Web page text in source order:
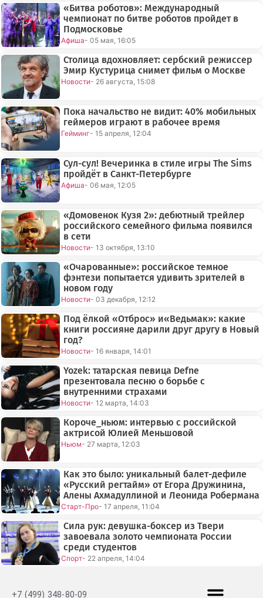
«Битва роботов»: Международный
чемпионат по битве роботов пройдет в
Подмосковье
Афиша- 05 мая, 16:05
Столица вдохновляет: сербский режиссер
Эмир Кустурица снимет фильм о Москве
Новости- 26 августа, 15:08
Пока начальство не видит: 40% мобильных
геймеров играют в рабочее время
Гейминг- 15 апреля, 12:04
Сул-сул! Вечеринка в стиле игры The Sims
пройдёт в Санкт-Петербурге
Афиша- 06 мая, 12:05
«Домовенок Кузя 2»: дебютный трейлер
российского семейного фильма появился
в сети
Новости- 13 октября, 13:10
«Очарованные»: российское темное
фэнтези попытается удивить зрителей в
новом году
Новости- 03 декабря, 12:12
Под ёлкой «Отброс» и«Ведьмак»: какие
книги россияне дарили друг другу в Новый
год?
Новости- 16 января, 14:01
Yozek: татарская певица Defne
презентовала песню о борьбе с
внутренними страхами
Новости- 12 марта, 14:03
Короче_ньюм: интервью с российской
актрисой Юлией Меньшовой
Ньюм- 27 марта, 12:03
Как это было: уникальный балет-дефиле
«Русский регтайм» от Егора Дружинина,
Алены Ахмадуллиной и Леонида Робермана
Старт-Про- 17 апреля, 11:04
Сила рук: девушка-боксер из Твери
завоевала золото чемпионата России
среди студентов
Спорт- 22 апреля, 14:04
+7 (499) 348-80-09